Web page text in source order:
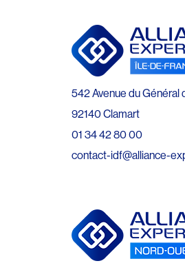
542 Avenue du Général
92140 Clamart
01 34 42 80 00
contact-idf@alliance-